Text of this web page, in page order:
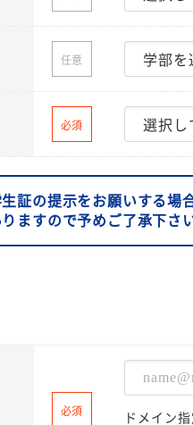
任意
必須
証の提示をお願いする場
ますので予めご了承下さい
必須
ドメイン